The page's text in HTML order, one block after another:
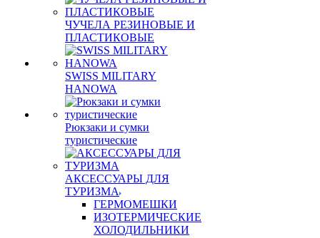
ЧУЧЕЛА РЕЗИНОВЫЕ И
ПЛАСТИКОВЫЕ
SWISS MILITARY
HANOWA
Рюкзаки и сумки
туристические
АКСЕССУАРЫ ДЛЯ
ТУРИЗМА
ГЕРМОМЕШКИ
ИЗОТЕРМИЧЕСКИЕ
ХОЛОДИЛЬНИКИ